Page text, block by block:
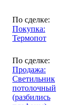
По сделке:
Покупка:
Термопот
По сделке:
Продажа:
Светильник
потолочный
(разбились